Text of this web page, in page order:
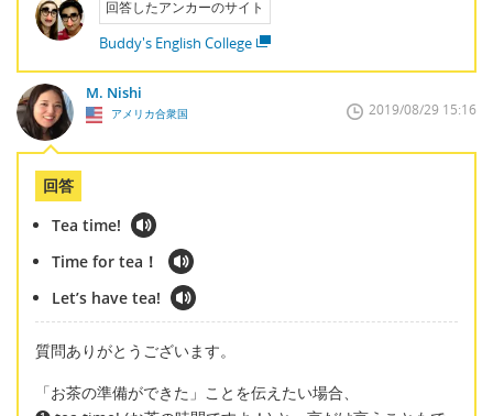
回答したアンカーのサイト
Buddy's English College
M. Nishi
アメリカ合衆国 2019/08/29 15:16
回答
Tea time!
Time for tea！
Let’s have tea!
質問ありがとうございます。
「お茶の準備ができた」ことを伝えたい場合、